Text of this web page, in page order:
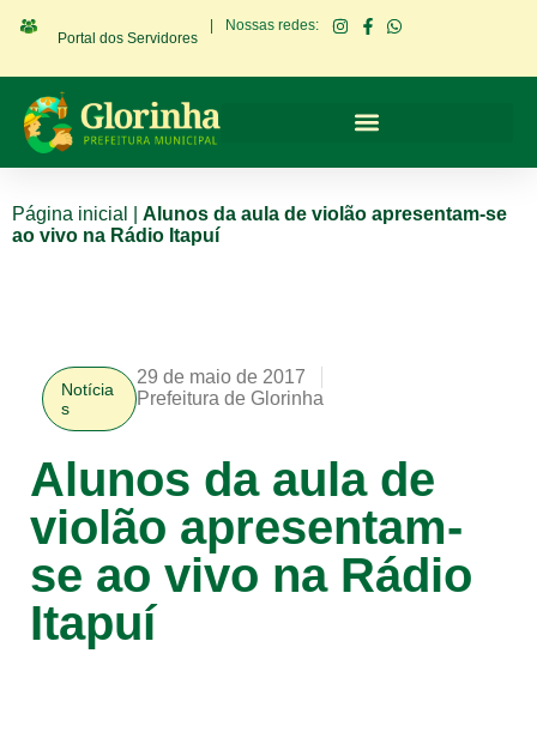
Portal dos Servidores
Nossas redes:
Página inicial
Alunos da aula de violão apresentam-se
ao vivo na Rádio Itapuí
Notícia
s
29 de maio de 2017
Prefeitura de Glorinha
Alunos da aula de
violão apresentam-
se ao vivo na Rádio
Itapuí